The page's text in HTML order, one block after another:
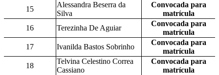
15
Alessandra Beserra da
Silva
Convocada para
matrícula
16
Terezinha De Aguiar
Convocada para
matrícula
17
Ivanilda Bastos Sobrinho
Convocada para
matrícula
18
Telvina Celestino Correa
Cassiano
Convocada para
matrícula